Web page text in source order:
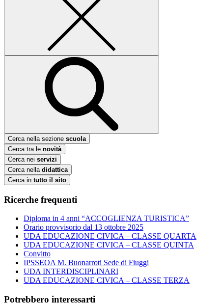
Cerca nella sezione scuola
Cerca tra le novità
Cerca nei servizi
Cerca nella didattica
Cerca in tutto il sito
Ricerche frequenti
Diploma in 4 anni “ACCOGLIENZA TURISTICA”
Orario provvisorio dal 13 ottobre 2025
UDA EDUCAZIONE CIVICA – CLASSE QUARTA
UDA EDUCAZIONE CIVICA – CLASSE QUINTA
Convitto
IPSSEOA M. Buonarroti Sede di Fiuggi
UDA INTERDISCIPLINARI
UDA EDUCAZIONE CIVICA – CLASSE TERZA
Potrebbero interessarti